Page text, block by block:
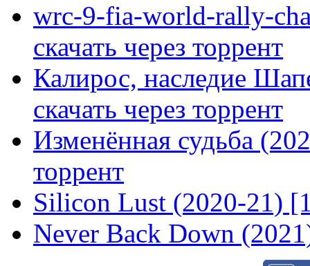
wrc-9-fia-world-rally-
скачать через торрент
Калирос, наследие
скачать через торрент
Изменённая судьба
торрент
Silicon Lust (2020-21)
Never Back Down